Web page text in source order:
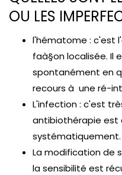
OU LES
l'hématome : c'est
faà§on localisée. Il
spontanément en
recours à une ré-
L'infection : c'est
antibiothérapie est
systématiquement.
La modification de
la sensibilité est